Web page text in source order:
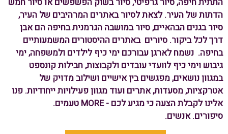
הדתות של העיר. לצאת לסיור באתרים המרהיבים של העיר,
סיור בגנים הבהאיים, סיור במושבה הגרמנית בחיפה הם אבן
דרך לכל ביקור. סיורים באתרים ההיסטורים המשמעותיים
בחיפה. נשמח לארגן עבורכם ימי כיף לילדים ולמשפחה, ימי
גיבוש וימי כיף לוועדי עובדים ולקבוצות, חבילות קונספט
במגוון נושאים, מפגשים בין אישיים ושילוב מדויק של
אטרקציות, מסעדות, אתרים ועוד מגוון פעילויות ייחודיות. פנו
אלינו לקבלת הצעה כי מגיע לכם - MORE טעמים.
סיפורים.אנשים.